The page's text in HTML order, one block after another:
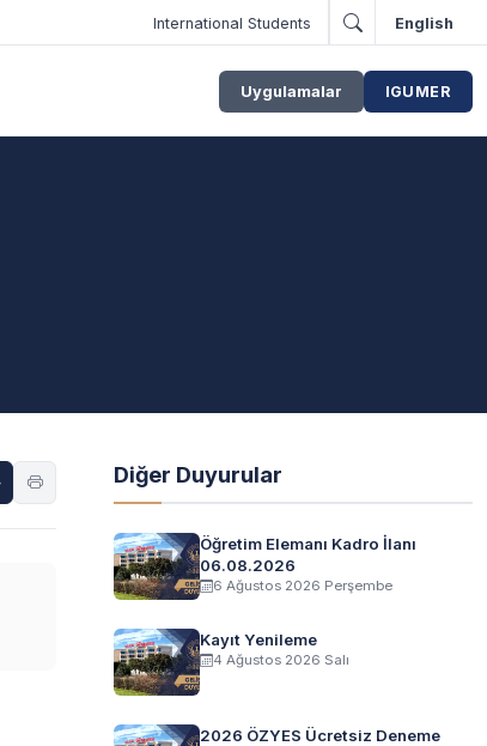
International Students English
Uygulamalar IGUMER
Diğer Duyurular
Öğretim Elemanı Kadro İlanı
06.08.2026
6 Ağustos 2026 Perşembe
Kayıt Yenileme
4 Ağustos 2026 Salı
2026 ÖZYES Ücretsiz Deneme